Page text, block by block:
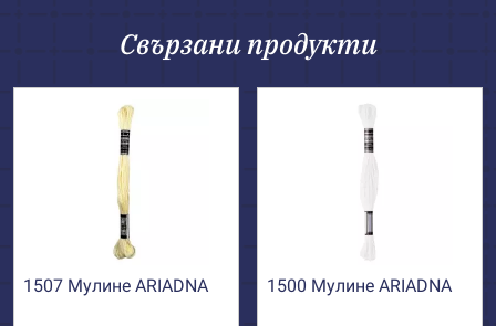
Свързани продукти
1507 Мулине АRIADNA 1500 Мулине АRIADNA